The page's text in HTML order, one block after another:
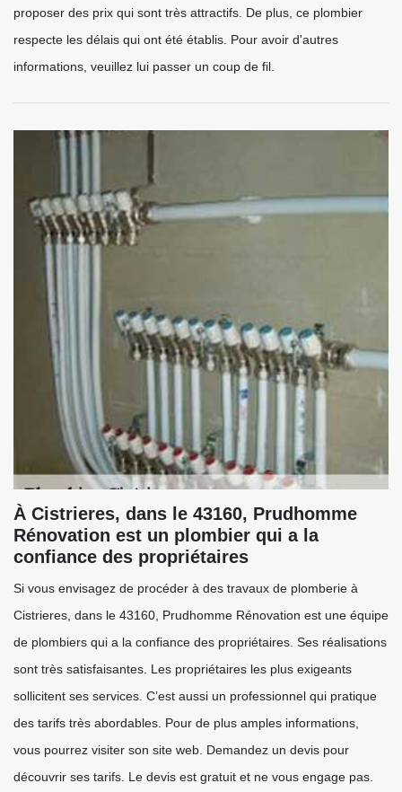
proposer des prix qui sont très attractifs. De plus, ce plombier
respecte les délais qui ont été établis. Pour avoir d'autres
informations, veuillez lui passer un coup de fil.
À Cistrieres, dans le 43160, Prudhomme
Rénovation est un plombier qui a la
confiance des propriétaires
Si vous envisagez de procéder à des travaux de plomberie à
Cistrieres, dans le 43160, Prudhomme Rénovation est une équipe
de plombiers qui a la confiance des propriétaires. Ses réalisations
sont très satisfaisantes. Les propriétaires les plus exigeants
sollicitent ses services. C’est aussi un professionnel qui pratique
des tarifs très abordables. Pour de plus amples informations,
vous pourrez visiter son site web. Demandez un devis pour
découvrir ses tarifs. Le devis est gratuit et ne vous engage pas.